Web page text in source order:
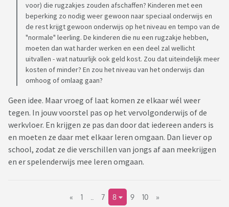
voor) die rugzakjes zouden afschaffen? Kinderen met een
beperking zo nodig weer gewoon naar speciaal onderwijs en
de rest krijgt gewoon onderwijs op het niveau en tempo van de
"normale" leerling. De kinderen die nu een rugzakje hebben,
moeten dan wat harder werken en een deel zal wellicht
uitvallen - wat natuurlijk ook geld kost. Zou dat uiteindelijk meer
kosten of minder? En zou het niveau van het onderwijs dan
omhoog of omlaag gaan?
Geen idee. Maar vroeg of laat komen ze elkaar wél weer
tegen. In jouw voorstel pas op het vervolgonderwijs of de
werkvloer. En krijgen ze pas dan door dat iedereen anders is
en moeten ze daar met elkaar leren omgaan. Dan liever op
school, zodat ze die verschillen van jongs af aan meekrijgen
en er spelenderwijs mee leren omgaan.
« 1 7 8 9 10 »